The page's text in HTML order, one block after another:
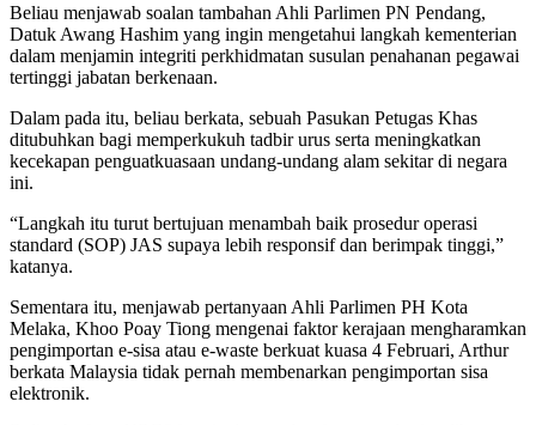
Beliau menjawab soalan tambahan Ahli Parlimen PN Pendang,
Datuk Awang Hashim yang ingin mengetahui langkah kementerian
dalam menjamin integriti perkhidmatan susulan penahanan pegawai
tertinggi jabatan berkenaan.
Dalam pada itu, beliau berkata, sebuah Pasukan Petugas Khas
ditubuhkan bagi memperkukuh tadbir urus serta meningkatkan
kecekapan penguatkuasaan undang-undang alam sekitar di negara
ini.
“Langkah itu turut bertujuan menambah baik prosedur operasi
standard (SOP) JAS supaya lebih responsif dan berimpak tinggi,”
katanya.
Sementara itu, menjawab pertanyaan Ahli Parlimen PH Kota
Melaka, Khoo Poay Tiong mengenai faktor kerajaan mengharamkan
pengimportan e-sisa atau e-waste berkuat kuasa 4 Februari, Arthur
berkata Malaysia tidak pernah membenarkan pengimportan sisa
elektronik.